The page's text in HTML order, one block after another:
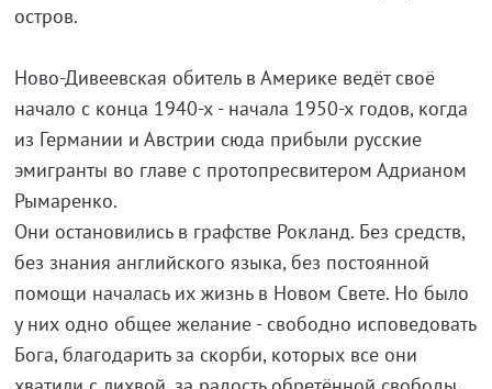
остров.
Ново-Дивеевская обитель в Америке ведёт своё
начало с конца 1940-х - начала 1950-х годов, когда
из Германии и Австрии сюда прибыли русские
эмигранты во главе с протопресвитером Адрианом
Рымаренко.
Они остановились в графстве Рокланд. Без средств,
без знания английского языка, без постоянной
помощи началась их жизнь в Новом Свете. Но было
у них одно общее желание - свободно исповедовать
Бога, благодарить за скорби, которых все они